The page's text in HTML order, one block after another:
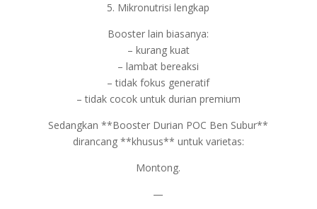
5. Mikronutrisi lengkap
Booster lain biasanya:
– kurang kuat
– lambat bereaksi
– tidak fokus generatif
– tidak cocok untuk durian premium
Sedangkan **Booster Durian POC Ben Subur**
dirancang **khusus** untuk varietas:
Montong.
—